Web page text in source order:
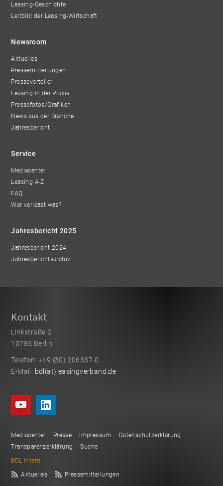
Leasing-Geschichte
Leitbild der Leasing-Wirtschaft
Newsroom
Aktuelles
Pressemitteilungen
Presseverteiler
Leasing in der Praxis
Pressefotos/Grafiken
News aus der Branche
Jahresbericht
Service
Mediacenter
Leasing A-Z
FAQ
Wer verleast was?
Jahresbericht 2025
Jahresbericht 2024
Jahresberichtsarchiv
Kontakt
Linkstraße 2
10785 Berlin
Telefon: +49 (30) 206337-0
E-Mail:bdl(at)leasingverband.de
Mediacenter Presse Impressum
Datenschutzerklärung
Transparenzerklärung
Suche
BDL Intern
Aktuelles
Pressemitteilungen